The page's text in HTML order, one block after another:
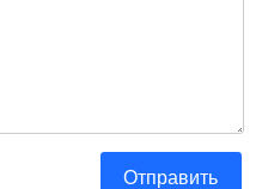
Отправить